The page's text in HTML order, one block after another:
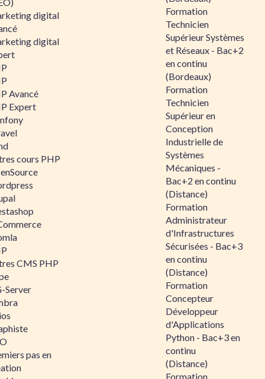
digital
digital
Avancé
Expert
cours PHP
CMS PHP
Server
pas en
Formation
Technicien
Supérieur Systèmes
et Réseaux - Bac+2
en continu
(Bordeaux)
Formation
Technicien
Supérieur en
Conception
Industrielle de
Systèmes
Mécaniques -
Bac+2 en continu
(Distance)
Formation
Administrateur
d'Infrastructures
Sécurisées - Bac+3
en continu
(Distance)
Formation
Concepteur
Développeur
d'Applications
Python - Bac+3 en
continu
(Distance)
Formation